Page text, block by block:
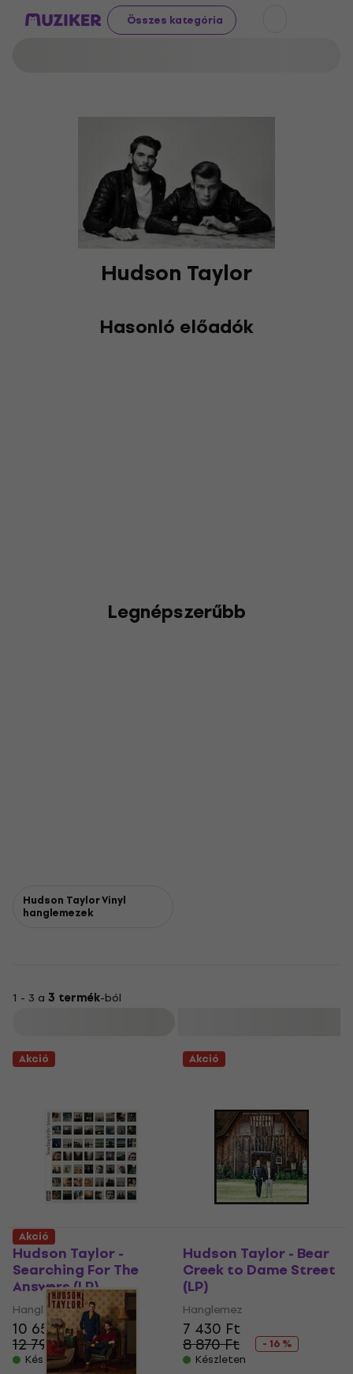
Összes kategória
Hudson Taylor
Hasonló előadók
Legnépszerűbb
Hudson Taylor Vinyl
hanglemezek
1 - 3 a 3 termék-ból
Akció
Hudson Taylor -
Searching For The
Answers (LP)
Hanglemez
10 650 Ft
12 790 Ft
- 17 %
Készleten
Akció
Hudson Taylor - Bear
Creek to Dame Street
(LP)
Hanglemez
7 430 Ft
8 870 Ft
- 16 %
Készleten
Akció